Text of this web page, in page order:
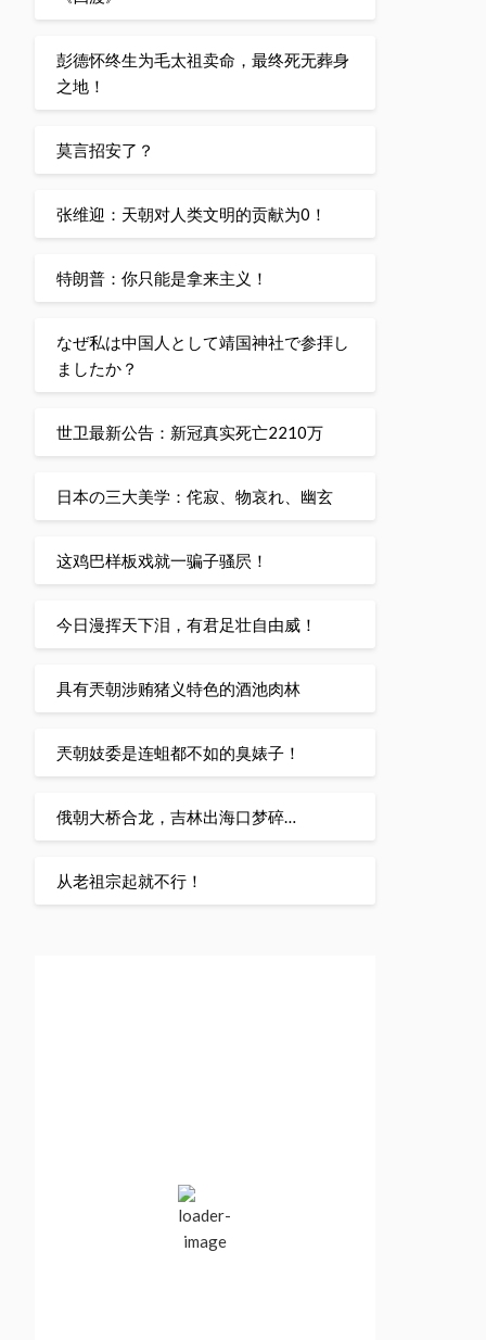
彭德怀终生为毛太祖卖命，最终死无葬身
之地！
莫言招安了？
张维迎：天朝对人类文明的贡献为0！
特朗普：你只能是拿来主义！
なぜ私は中国人として靖国神社で参拝し
ましたか？
世卫最新公告：新冠真实死亡2210万
日本の三大美学：侘寂、物哀れ、幽玄
这鸡巴样板戏就一骗子骚屄！
今日漫挥天下泪，有君足壮自由威！
具有兲朝涉贿猪义特色的酒池肉林
兲朝妓委是连蛆都不如的臭婊子！
俄朝大桥合龙，吉林出海口梦碎…
从老祖宗起就不行！
19
Clear Sky